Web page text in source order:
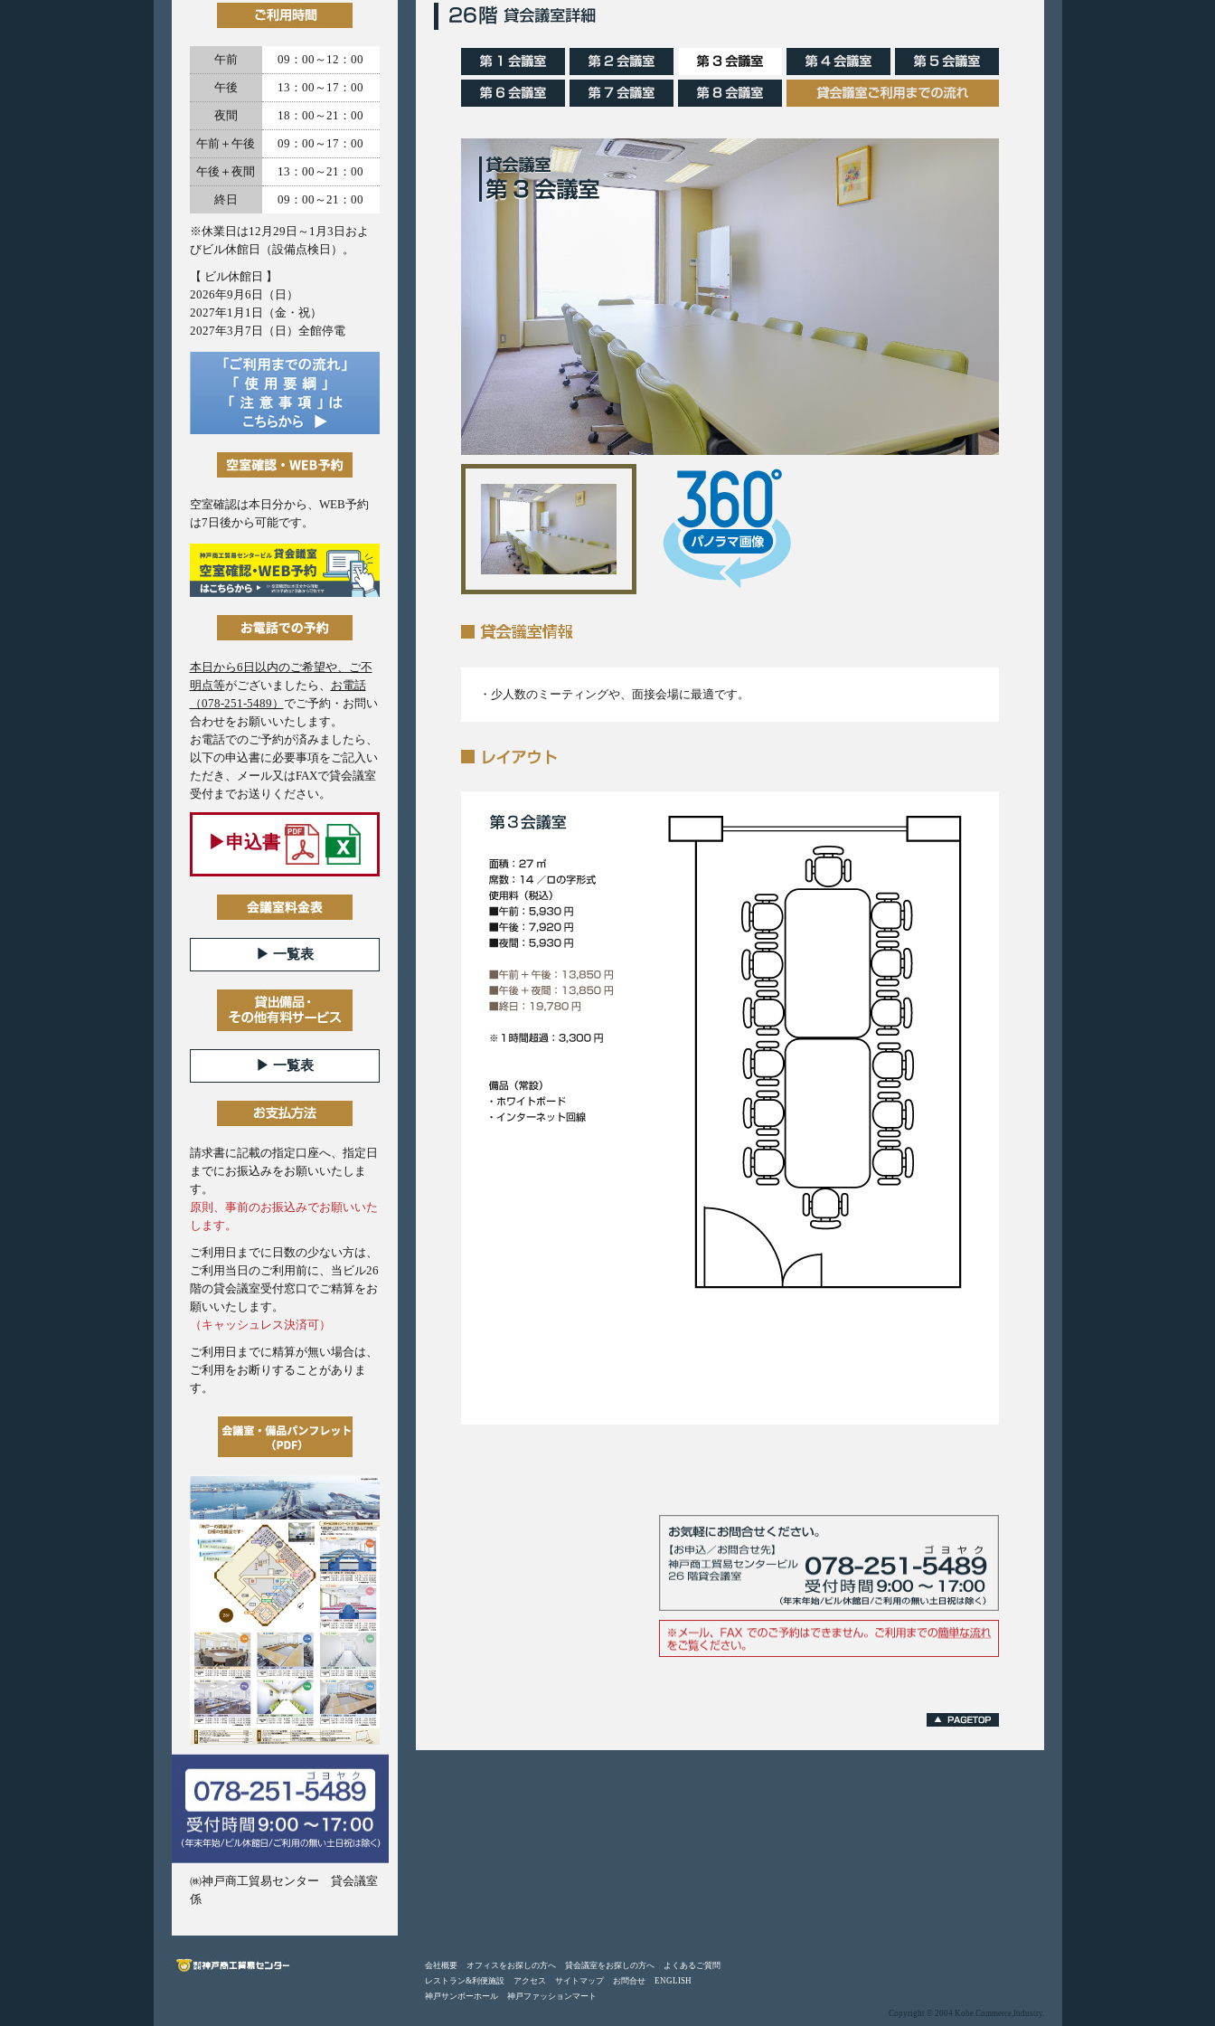
・少人数のミーティングや、面接会場に最適です。
午前 09：00～12：00
午後 13：00～17：00
夜間 18：00～21：00
午前＋午後 09：00～17：00
午後＋夜間 13：00～21：00
終日 09：00～21：00
※休業日は12月29日～1月3日およ
びビル休館日（設備点検日）。
【 ビル休館日 】
2026年9月6日（日）
2027年1月1日（金・祝）
2027年3月7日（日）全館停電
空室確認は本日分から、WEB予約
は7日後から可能です。
本日から6日以内のご希望や、ご不
明点等がございましたら、 お電話
（078-251-5489） でご予約・お問い
合わせをお願いいたします。
お電話でのご予約が済みましたら、
以下の申込書に必要事項をご記入い
ただき、メール又はFAXで貸会議室
受付までお送りください。
▶︎申込書
▶︎ 一覧表
▶︎ 一覧表
請求書に記載の指定口座へ、指定日
までにお振込みをお願いいたしま
す。
原則、事前のお振込みでお願いいた
します。
ご利用日までに日数の少ない方は、
ご利用当日のご利用前に、当ビル26
階の貸会議室受付窓口でご精算をお
願いいたします。
（キャッシュレス決済可）
ご利用日までに精算が無い場合は、
ご利用をお断りすることがありま
す。
㈱神戸商工貿易センター 貸会議室
係
会社概要 オフィスをお探しの方へ 貸会議室をお探しの方へ
よくあるご質問
レストラン&利便施設
アクセス サイトマップ お問合せ
ENGLISH
神戸サンボーホール
神戸ファッションマート
Copyright © 2004 Kobe Commerce,Industry.